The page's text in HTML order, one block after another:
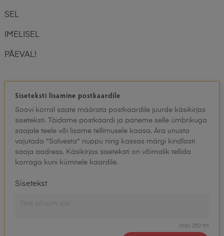
SEL
IMELISEL
PÄEVAL!
Siseteksti lisamine postkaardile
Soovi korral saate määrata postkaardile juurde käsikirjas
siseteksti. Täidame postkaardi ja paneme selle ümbrikuga
saajale teele või lisame tellimusele kaasa. Ära unusta
vajutada "Salvesta" nuppu ning kassas märgi kindlasti
saaja aadress. Käsikirjas siseteksti on võimalik tellida
korraga kuni kümnele kaardile.
Sisetekst
max 250 tm